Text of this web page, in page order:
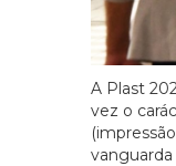
A Plast
vez o